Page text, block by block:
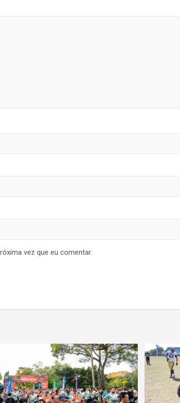
vez que eu comentar.